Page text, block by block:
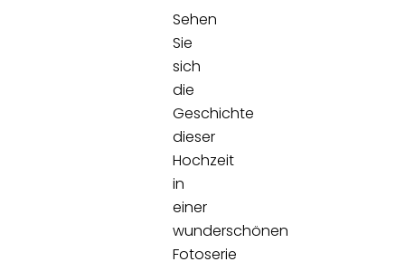
Sehen
Sie
sich
die
Geschichte
dieser
Hochzeit
in
einer
wunderschönen
Fotoserie